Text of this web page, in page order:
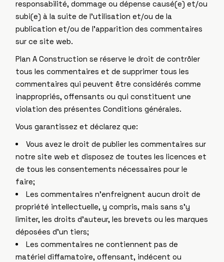
responsabilité, dommage ou dépense causé(e) et/ou
subi(e) à la suite de l’utilisation et/ou de la
publication et/ou de l’apparition des commentaires
sur ce site web.
Plan A Construction se réserve le droit de contrôler
tous les commentaires et de supprimer tous les
commentaires qui peuvent être considérés comme
inappropriés, offensants ou qui constituent une
violation des présentes Conditions générales.
Vous garantissez et déclarez que:
Vous avez le droit de publier les commentaires sur
notre site web et disposez de toutes les licences et
de tous les consentements nécessaires pour le
faire;
Les commentaires n’enfreignent aucun droit de
propriété intellectuelle, y compris, mais sans s’y
limiter, les droits d’auteur, les brevets ou les marques
déposées d’un tiers;
Les commentaires ne contiennent pas de
matériel diffamatoire, offensant, indécent ou